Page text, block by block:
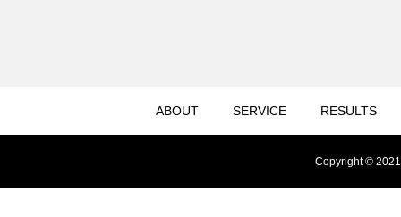
ABOUT SERVICE RESULTS
Copyright © 2021